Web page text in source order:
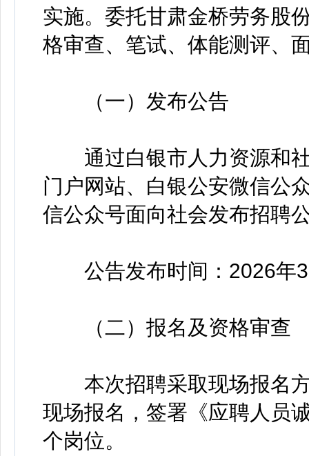
实施。委托甘肃金桥劳务股
格审查、笔试、体能测评、
（一）发布公告
通过白银市人力资源和社
门户网站、白银公安微信公
信公众号面向社会发布招聘
公告发布时间：2026年3
（二）报名及资格审查
本次招聘采取现场报名方
现场报名，签署《应聘人员
个岗位。